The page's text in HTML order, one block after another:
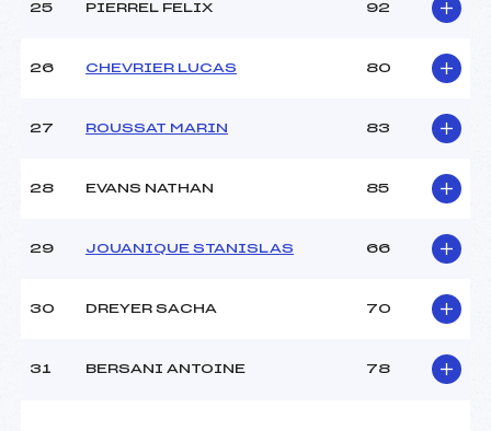
25 PIERREL FELIX 92
26 CHEVRIER LUCAS 80
27 ROUSSAT MARIN 83
28 EVANS NATHAN 85
29 JOUANIQUE STANISLAS 66
30 DREYER SACHA 70
31 BERSANI ANTOINE 78